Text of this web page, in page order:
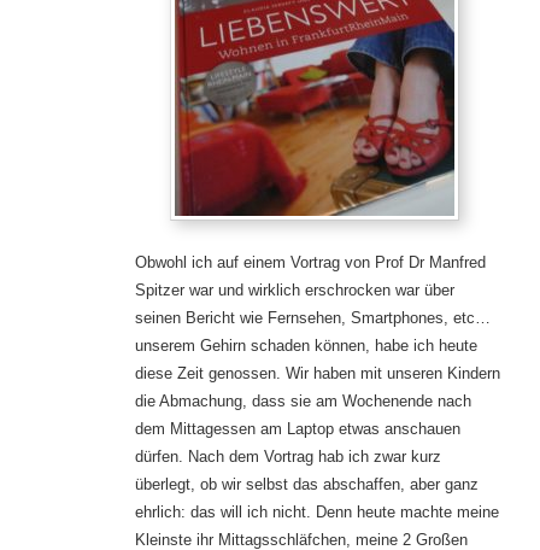
Obwohl ich auf einem Vortrag von Prof Dr Manfred
Spitzer war und wirklich erschrocken war über
seinen Bericht wie Fernsehen, Smartphones, etc…
unserem Gehirn schaden können, habe ich heute
diese Zeit genossen. Wir haben mit unseren Kindern
die Abmachung, dass sie am Wochenende nach
dem Mittagessen am Laptop etwas anschauen
dürfen. Nach dem Vortrag hab ich zwar kurz
überlegt, ob wir selbst das abschaffen, aber ganz
ehrlich: das will ich nicht. Denn heute machte meine
Kleinste ihr Mittagsschläfchen, meine 2 Großen